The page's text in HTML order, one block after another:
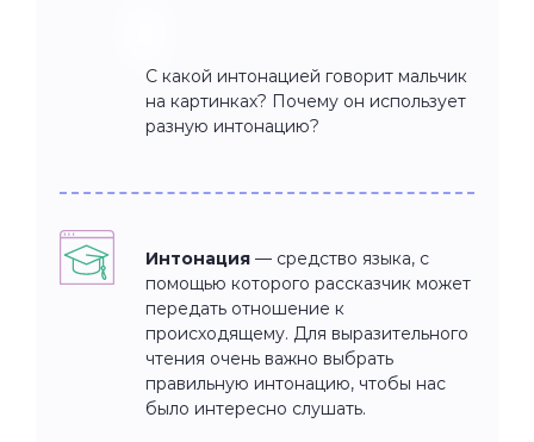
С какой интонацией говорит мальчик
на картинках? Почему он использует
разную интонацию?
Интонация — средство языка, с
помощью которого рассказчик может
передать отношение к
происходящему. Для выразительного
чтения очень важно выбрать
правильную интонацию, чтобы нас
было интересно слушать.